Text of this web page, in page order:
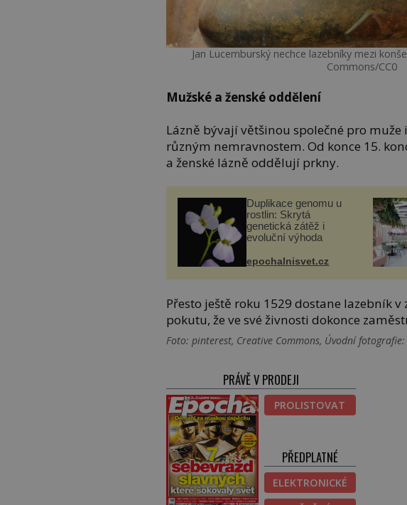
Jan Lucemburský nechce lazebníky mezi
Commons/CC0
Mužské a ženské oddělení
Lázně bývají většinou společné pro muže
různým nemravnostem. Od konce 15.
a ženské lázně oddělují prkny.
Duplikace genomu u
rostlin: Skrytá
genetická zátěž i
evoluční výhoda
epochalnisvet.cz
Přesto ještě roku 1529 dostane lazebník v
pokutu, že ve své živnosti dokonce
Foto: pinterest, Creative Commons, Úvodní
PRÁVĚ V PRODEJI
PROLISTOVAT
PŘEDPLATNÉ
ELEKTRONICKÉ